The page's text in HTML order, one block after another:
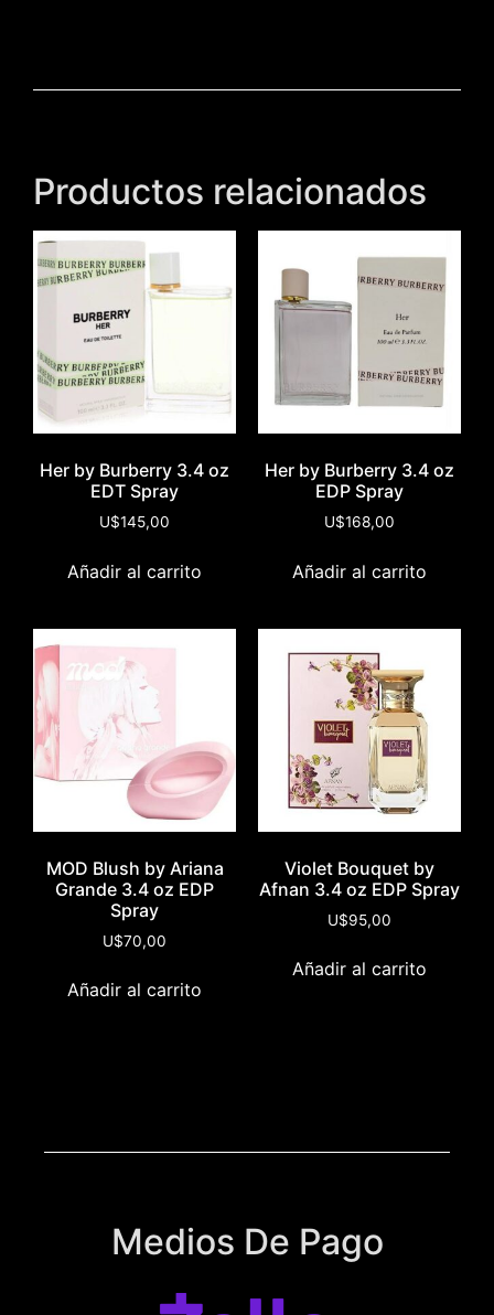
Productos relacionados
Her by Burberry 3.4 oz
EDT Spray
U$145,00
Añadir al carrito
Her by Burberry 3.4 oz
EDP Spray
U$168,00
Añadir al carrito
MOD Blush by Ariana
Grande 3.4 oz EDP
Spray
U$70,00
Añadir al carrito
Violet Bouquet by
Afnan 3.4 oz EDP Spray
U$95,00
Añadir al carrito
Medios De Pago